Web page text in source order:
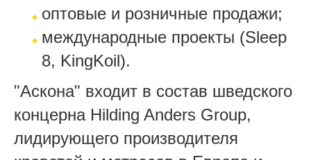
оптовые и розничные продажи;
международные проекты (Sleep
8, KingKoil).
"Аскона" входит в состав шведского
концерна Hilding Anders Group,
лидирующего производителя